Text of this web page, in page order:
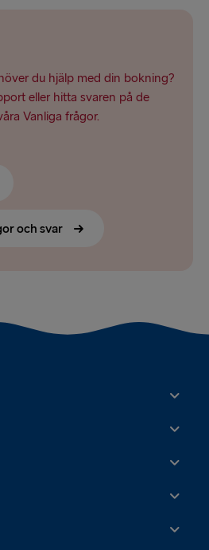
du hjälp med din bokning?
eller hitta svaren på de
Vanliga frågor.
och svar